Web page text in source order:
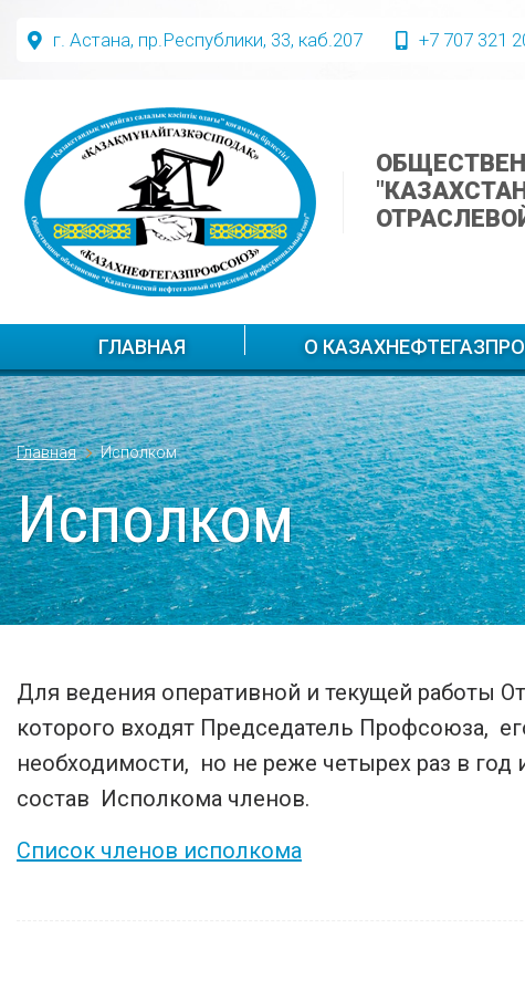
г. Астана, пр.Республики, 33, каб.207 +7 707 321
ГЛАВНАЯ О
Главная Исполком
Исполком
Для ведения оперативной и текущей работы
которого входят Председатель Профсоюза,
необходимости, но не реже четырех раз в
состав Исполкома членов.
Список членов исполкома